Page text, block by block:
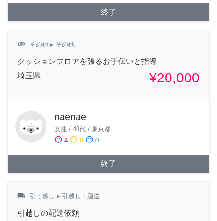
終了
attachment その他 ▸ その他
クッションフロアを張るお手伝いと指導
埼玉県
¥20,000
naenae
女性 / 40代 / 東京都
sentiment_satisfied 4 sentiment_neutral 0 sentiment_dissatisfied 0
終了
local_shipping 引っ越し ▸ 引越し・運送
引越しの配送依頼